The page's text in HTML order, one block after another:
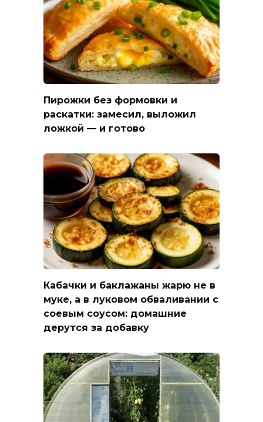
Пирожки без формовки и
раскатки: замесил, выложил
ложкой — и готово
Кабачки и баклажаны жарю не в
муке, а в луковом обваливании с
соевым соусом: домашние
дерутся за добавку